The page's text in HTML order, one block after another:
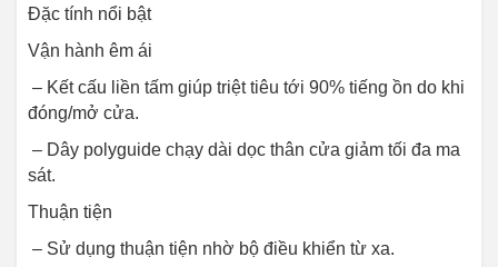
Đặc tính nổi bật
Vận hành êm ái
– Kết cấu liền tấm giúp triệt tiêu tới 90% tiếng ồn do khi
đóng/mở cửa.
– Dây polyguide chạy dài dọc thân cửa giảm tối đa ma
sát.
Thuận tiện
– Sử dụng thuận tiện nhờ bộ điều khiển từ xa.